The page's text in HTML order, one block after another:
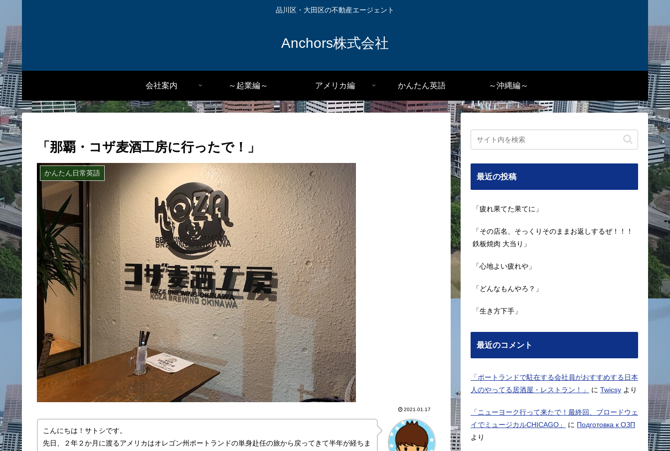
品川区・大田区の不動産エージェント
Anchors株式会社
会社案内 ～起業編～ アメリカ編 かんたん英語 ～沖縄編～
「那覇・コザ麦酒工房に行ったで！」
かんたん日常英語
2021.01.17
こんにちは！サトシです。
先日、２年２か月に渡るアメリカはオレゴン州ポートランドの単身赴任の旅から戻ってきて半年が経ちま
最近の投稿
「疲れ果てた果てに」
「その店名、そっくりそのままお返しするぜ！！！
鉄板焼肉 大当り」
「心地よい疲れや」
「どんなもんやろ？」
「生き方下手」
最近のコメント
「ポートランドで駐在する会社員がおすすめする日本
人のやってる居酒屋・レストラン！」
に Twicsy より
「ニューヨーク行って来たで！最終回、ブロードウェ
イでミュージカルCHICAGO」
に Подготовка к ОЗП
より